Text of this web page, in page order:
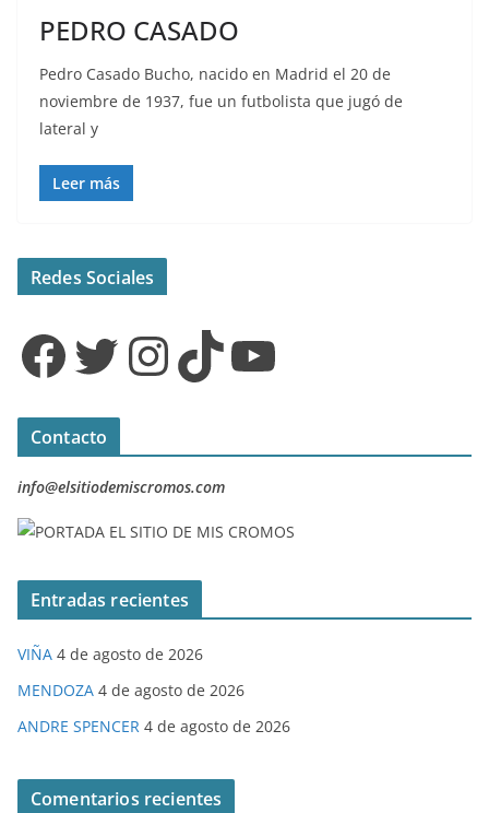
PEDRO CASADO
Pedro Casado Bucho, nacido en Madrid el 20 de
noviembre de 1937, fue un futbolista que jugó de
lateral y
Leer más
Redes Sociales
Facebook Twitter InstagramTikTok YouTube
Contacto
info@elsitiodemiscromos.com
Entradas recientes
VIÑA 4 de agosto de 2026
MENDOZA 4 de agosto de 2026
ANDRE SPENCER 4 de agosto de 2026
Comentarios recientes